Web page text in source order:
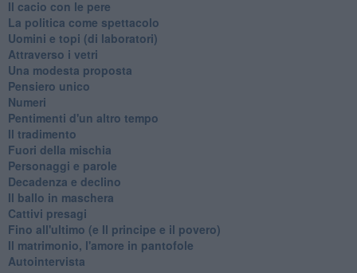
Il cacio con le pere
La politica come spettacolo
Uomini e topi (di laboratori)
Attraverso i vetri
Una modesta proposta
Pensiero unico
Numeri
Pentimenti d'un altro tempo
Il tradimento
Fuori della mischia
Personaggi e parole
Decadenza e declino
Il ballo in maschera
Cattivi presagi
Fino all'ultimo (e Il principe e il povero)
Il matrimonio, l'amore in pantofole
Autointervista